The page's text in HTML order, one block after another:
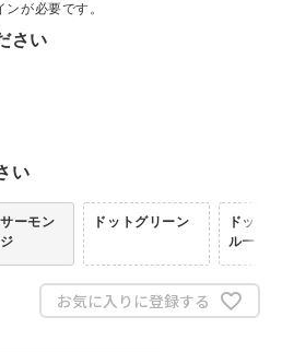
が必要です。
さい
い
ーモン
ドットグリーン
ドット
ルー
お気に入りに登録する